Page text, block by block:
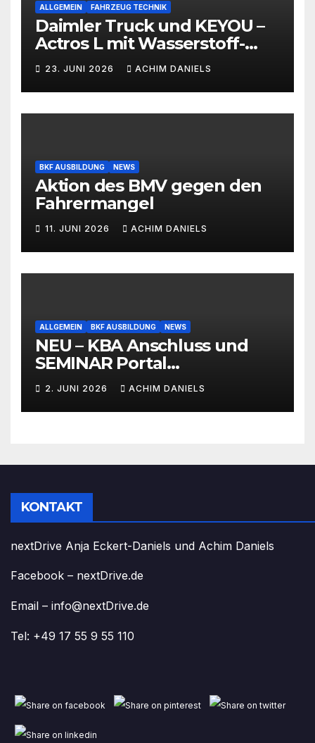
ALLGEMEIN FAHRZEUG TECHNIK
Daimler Truck und KEYOU –
Actros L mit Wasserstoff-
Verbrennermotor
23. JUNI 2026 ACHIM DANIELS
BKF AUSBILDUNG NEWS
Aktion des BMV gegen den
Fahrermangel
11. JUNI 2026 ACHIM DANIELS
ALLGEMEIN BKF AUSBILDUNG NEWS
NEU – KBA Anschluss und
SEMINAR Portal
AKTIONSPREISE!!! Bis zu 50%
RABATT
2. JUNI 2026 ACHIM DANIELS
KONTAKT
nextDrive Anja Eckert-Daniels und Achim Daniels
Facebook – nextDrive.de
Email – info@nextDrive.de
Tel: +49 17 55 9 55 110